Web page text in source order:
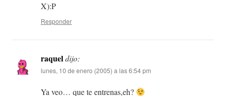
X):P
Responder
raqueldijo:
lunes, 10 de enero (2005) a las 6:54 pm
Ya veo… que te entrenas,eh?